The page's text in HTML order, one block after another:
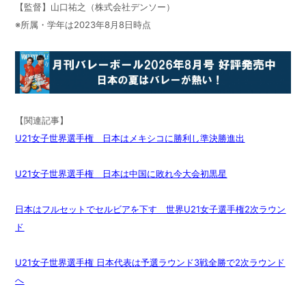
【監督】山口祐之（株式会社デンソー）
※所属・学年は2023年8月8日時点
【関連記事】
U21女子世界選手権 日本はメキシコに勝利し準決勝進出
U21女子世界選手権 日本は中国に敗れ今大会初黒星
日本はフルセットでセルビアを下す 世界U21女子選手権2次ラウン
ド
U21女子世界選手権 日本代表は予選ラウンド3戦全勝で2次ラウンド
へ